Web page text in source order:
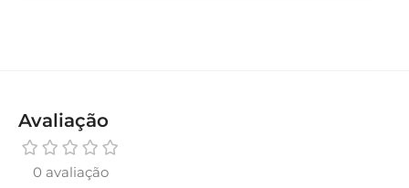
Avaliação
0 avaliação